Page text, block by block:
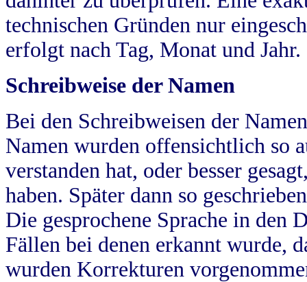
technischen Gründen nur
erfolgt nach Tag, Monat und Jahr.
Schreibweise der Namen
Bei den Schreibweisen der
Namen wurden offensichtlich so
verstanden hat, oder besser
haben. Später dann so
Die gesprochene Sprache in
Fällen bei denen erkannt wurde,
wurden Korrekturen